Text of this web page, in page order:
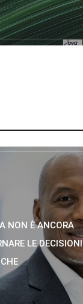
NON È ANCORA
LE DECISIONI